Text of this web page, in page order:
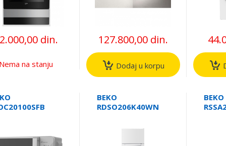
din.
Nema na stanju
127.800,00 din.
Dodaj u korpu
BEKO
RDSO206K40WN
BEKO